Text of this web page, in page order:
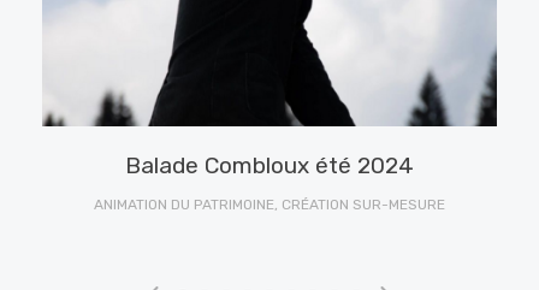
Balade Combloux été 2024
ANIMATION DU PATRIMOINE, CRÉATION SUR-MESURE